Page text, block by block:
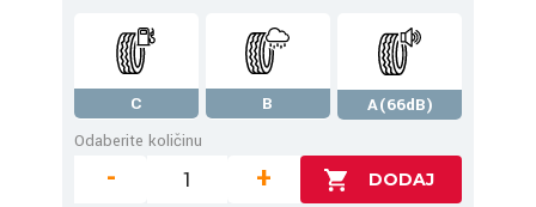
C B
A(66dB)
Odaberite količinu
- +